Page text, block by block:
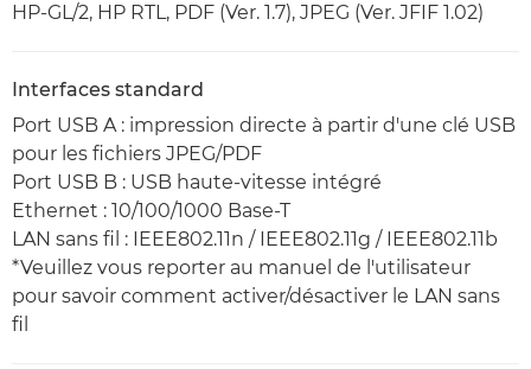
HP-GL/2, HP RTL, PDF (Ver. 1.7), JPEG (Ver. JFIF 1.02)
Interfaces standard
Port USB A : impression directe à partir d'une clé USB
pour les fichiers JPEG/PDF
Port USB B : USB haute-vitesse intégré
Ethernet : 10/100/1000 Base-T
LAN sans fil : IEEE802.11n / IEEE802.11g / IEEE802.11b
*Veuillez vous reporter au manuel de l'utilisateur
pour savoir comment activer/désactiver le LAN sans
fil